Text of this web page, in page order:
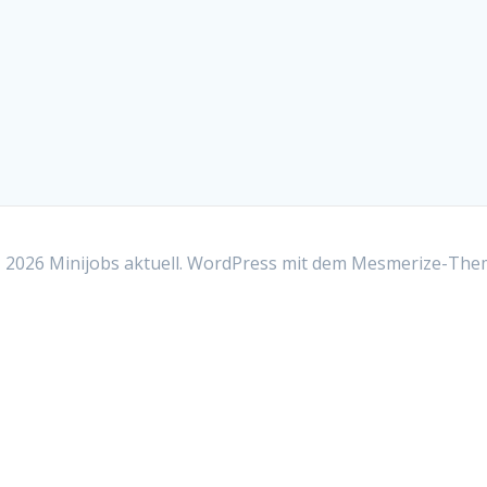
Minijobs aktuell. WordPress mit dem Mesmerize-